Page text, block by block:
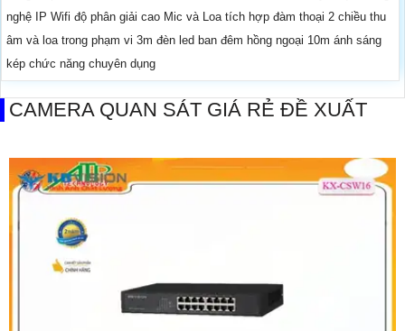
nghệ IP Wifi độ phân giải cao Mic và Loa tích hợp đàm thoại 2 chiều thu
âm và loa trong phạm vi 3m đèn led ban đêm hồng ngoại 10m ánh sáng
kép chức năng chuyên dụng
CAMERA QUAN SÁT GIÁ RẺ ĐỀ XUẤT